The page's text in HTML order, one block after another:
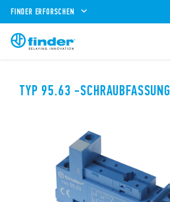
FINDER ERFORSCHEN
TYP 95.63 -SCHRAUBFASSUNG